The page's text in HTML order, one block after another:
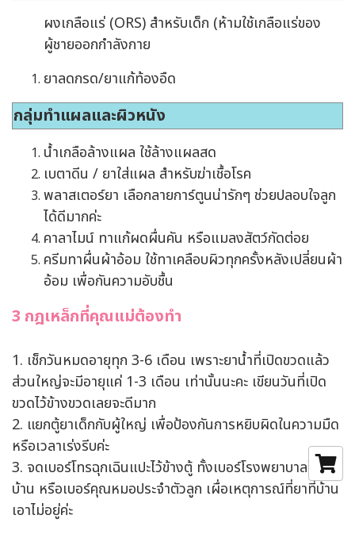
ผงเกลือแร่ (ORS) สำหรับเด็ก (ห้ามใช้เกลือแร่ของ
ผู้ชายออกกำลังกาย
ยาลดกรด/ยาแก้ท้องอืด
กลุ่มทำแผลและผิวหนัง
น้ำเกลือล้างแผล ใช้ล้างแผลสด
เบตาดีน / ยาใส่แผล สำหรับฆ่าเชื้อโรค
พลาสเตอร์ยา เลือกลายการ์ตูนน่ารักๆ ช่วยปลอบใจลูก
ได้ดีมากค่ะ
คาลาไมน์ ทาแก้ผดผื่นคัน หรือแมลงสัตว์กัดต่อย
ครีมทาผื่นผ้าอ้อม ใช้ทาเคลือบผิวทุกครั้งหลังเปลี่ยนผ้า
อ้อม เพื่อกันความอับชื้น
3 กฎเหล็กที่คุณแม่ต้องทำ
1. เช็กวันหมดอายุทุก 3-6 เดือน เพราะยาน้ำที่เปิดขวดแล้ว
ส่วนใหญ่จะมีอายุแค่ 1-3 เดือน เท่านั้นนะคะ เขียนวันที่เปิด
ขวดไว้ข้างขวดเลยจะดีมาก
2. แยกตู้ยาเด็กกับผู้ใหญ่ เพื่อป้องกันการหยิบผิดในความมืด
หรือเวลาเร่งรีบค่ะ
3. จดเบอร์โทรฉุกเฉินแปะไว้ข้างตู้ ทั้งเบอร์โรงพยาบาลใกล้
บ้าน หรือเบอร์คุณหมอประจำตัวลูก เผื่อเหตุการณ์ที่ยาที่บ้าน
เอาไม่อยู่ค่ะ